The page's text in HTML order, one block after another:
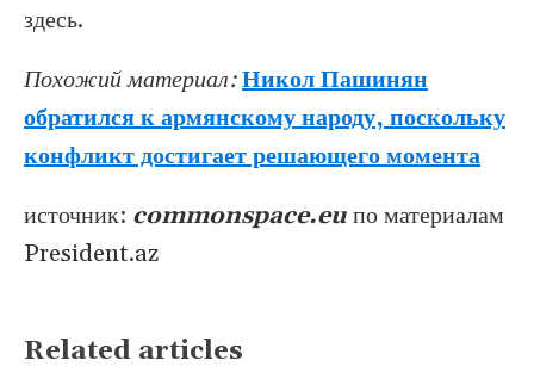
здесь.
Похожий материал:Никол Пашинян
обратился к армянскому народу, поскольку
конфликт достигает решающего момента
источник: commonspace.euпо материалам
President.az
Related articles